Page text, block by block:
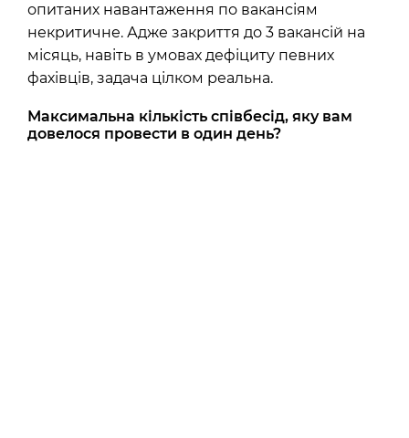
опитаних навантаження по вакансіям
некритичне. Адже закриття до 3 вакансій на
місяць, навіть в умовах дефіциту певних
фахівців, задача цілком реальна.
Максимальна кількість співбесід, яку вам
довелося провести в один день?